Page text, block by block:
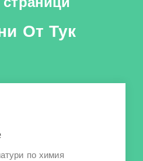
От Тук
по химия